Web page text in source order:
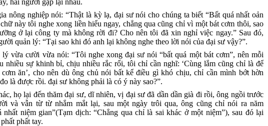
hai người gặp lại nhau.
nông nghiệp nói: “Thật là kỳ lạ, đại sư nói cho chúng ta biết “Bất quá nhất oản
này tôi nghe xong liền hiểu ngay, chẳng qua cũng chỉ vì một bát cơm thôi, sao
ở lại công ty mà không rời đi? Cho nên tôi đã xin nghỉ việc ngay.” Sau đó,
quản lý: “Tại sao khi đó anh lại không nghe theo lời nói của đại sư vậy?”.
vừa cười vừa nói: “Tôi nghe xong đại sư nói “bất quá một bát cơm”, nên mỗi
nhiều sự khinh bỉ, chịu nhiều rắc rối, tôi chỉ cần nghĩ: ‘Cùng lắm cũng chỉ là để
ăn’, cho nên dù ông chủ nói bất kể điều gì khó chịu, chỉ cần mình bớt hờn
là được rồi. đại sư không phải là có ý này sao?”.
họ lại đến thăm đại sư, dĩ nhiên, vị đại sư đã dần dần già đi rồi, ông ngồi trước
và vẫn từ từ nhắm mắt lại, sau một ngày trôi qua, ông cũng chỉ nói ra năm
nhất niệm gian”(Tạm dịch: “Chẳng qua chỉ là sai khác ở một niệm”), sau đó lại
phất tay.